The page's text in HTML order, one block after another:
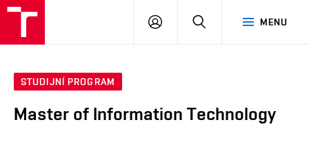
MENU
PŘIHLÁSIT
STUDIJNÍ PROGRAM
Master of Information Technology